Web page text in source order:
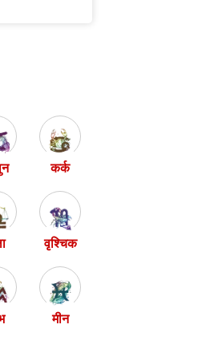
कर्क
वृश्चिक
मीन